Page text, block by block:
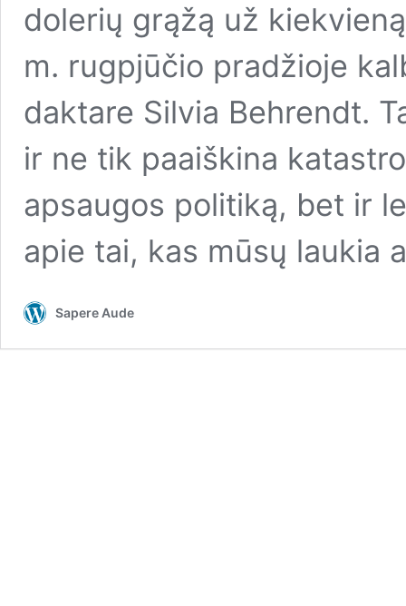
dolerių grąžą už
m. rugpjūčio pradžioje
daktare Silvia Behrendt.
ir ne tik paaiškina
apsaugos politiką, bet ir
apie tai, kas mūsų laukia
Sapere Aude